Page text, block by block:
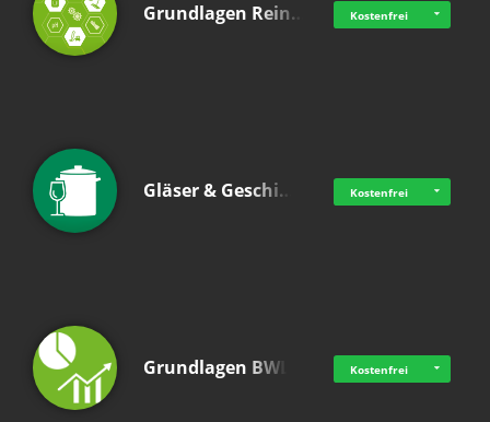
Grundlagen Rein… Kostenfrei
Gläser & Geschi… Kostenfrei
Grundlagen BWL Kostenfrei